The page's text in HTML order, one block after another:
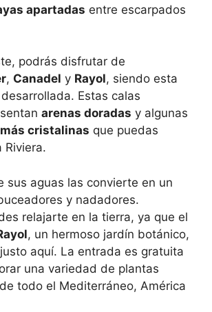
apartadas entre escarpados
podrás disfrutar de
, Canadel y Rayol, siendo esta
Estas calas
arenas doradas y algunas
cristalinas que puedas
Riviera.
sus aguas las convierte en un
y nadadores.
relajarte en la tierra, ya que el
, un hermoso jardín botánico,
aquí. La entrada es gratuita
una variedad de plantas
todo el Mediterráneo, América